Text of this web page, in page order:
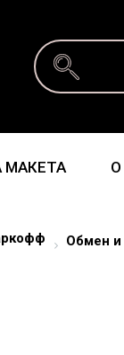
МАКЕТА
Обмен и